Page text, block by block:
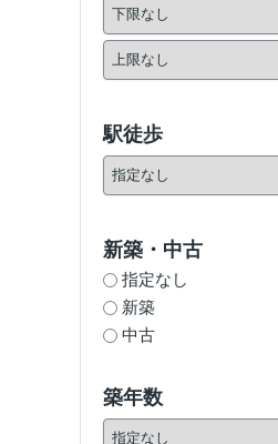
駅徒歩
新築・中古
指定なし
新築
中古
築年数